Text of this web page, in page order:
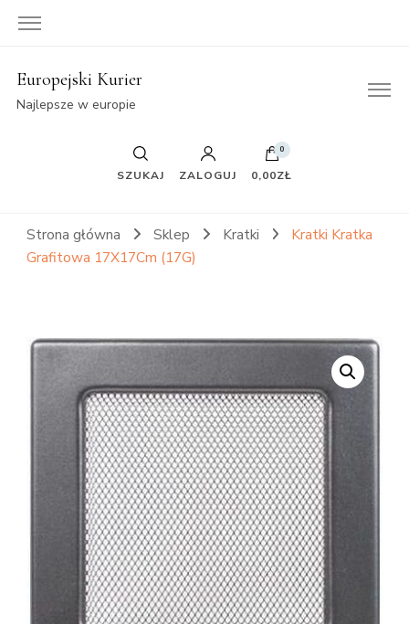
Europejski Kurier
Najlepsze w europie
SZUKAJ ZALOGUJ
0
0,00ZŁ
Strona główna Sklep Kratki
Kratki Kratka
Grafitowa 17X17Cm (17G)